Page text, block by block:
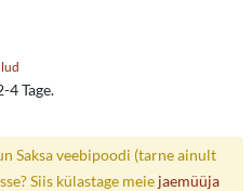
Tage.
Saksa veebipoodi (tarne ainult
Siis külastage meie jaemüüja